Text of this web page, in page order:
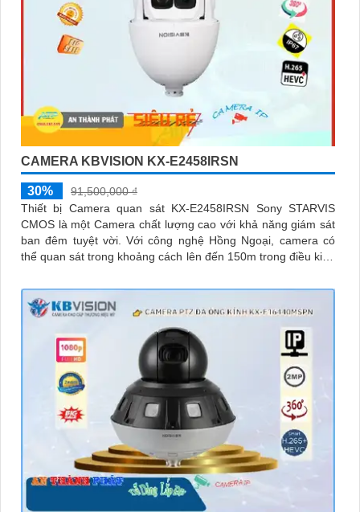
CAMERA KBVISION KX-E2458IRSN
30%
91,500,000 ₫
Thiết bị Camera quan sát KX-E2458IRSN Sony STARVIS
CMOS là một Camera chất lượng cao với khả năng giám sát
ban đêm tuyệt vời. Với công nghệ Hồng Ngoại, camera có
thể quan sát trong khoảng cách lên đến 150m trong điều kiện